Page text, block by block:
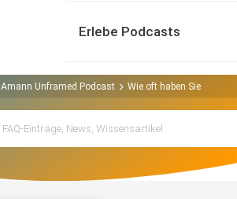
Erlebe Podcasts
Amann Unframed Podcast Wie oft haben Sie schon